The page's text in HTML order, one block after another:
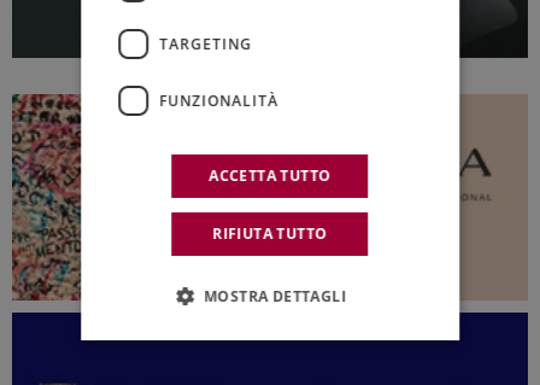
TARGETING
FUNZIONALITÀ
ACCETTA TUTTO
RIFIUTA TUTTO
MOSTRA DETTAGLI